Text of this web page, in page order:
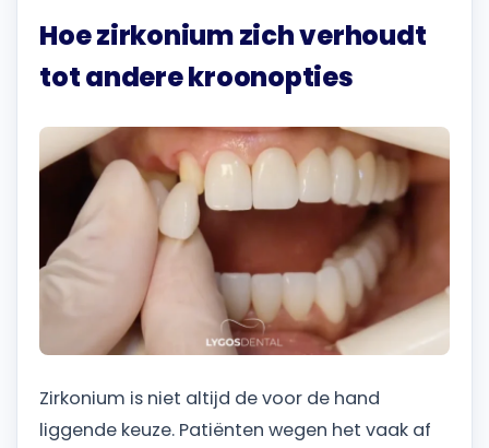
Hoe zirkonium zich verhoudt
tot andere kroonopties
Zirkonium is niet altijd de voor de hand
liggende keuze. Patiënten wegen het vaak af